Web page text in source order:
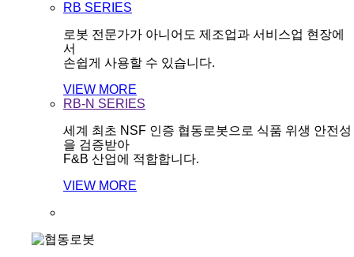
RB SERIES
로봇 전문가가 아니어도 제조업과 서비스업 현장에
서
손쉽게 사용할 수 있습니다.
VIEW MORE
RB-N SERIES
세계 최초 NSF 인증 협동로봇으로 식품 위생 안전성
을 검증받아
F&B 산업에 적합합니다.
VIEW MORE